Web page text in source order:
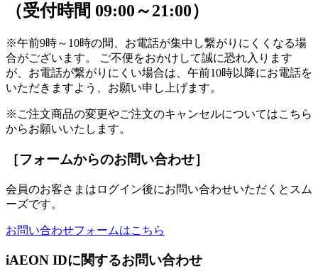
（受付時間 09:00～21:00）
※午前9時～10時の間、お電話が集中し繋がりにくくなる場
合がございます。 ご不便をおかけして誠に恐れ入ります
が、お電話が繋がりにくい場合は、午前10時以降にお電話を
いただきますよう、お願い申し上げます。
※ご注文商品の変更やご注文のキャンセルについてはこちら
からお願いいたします。
［フォームからのお問い合わせ］
会員のお客さまはログイン後にお問い合わせいただくとスム
ーズです。
お問い合わせフォームはこちら
iAEON IDに関するお問い合わせ